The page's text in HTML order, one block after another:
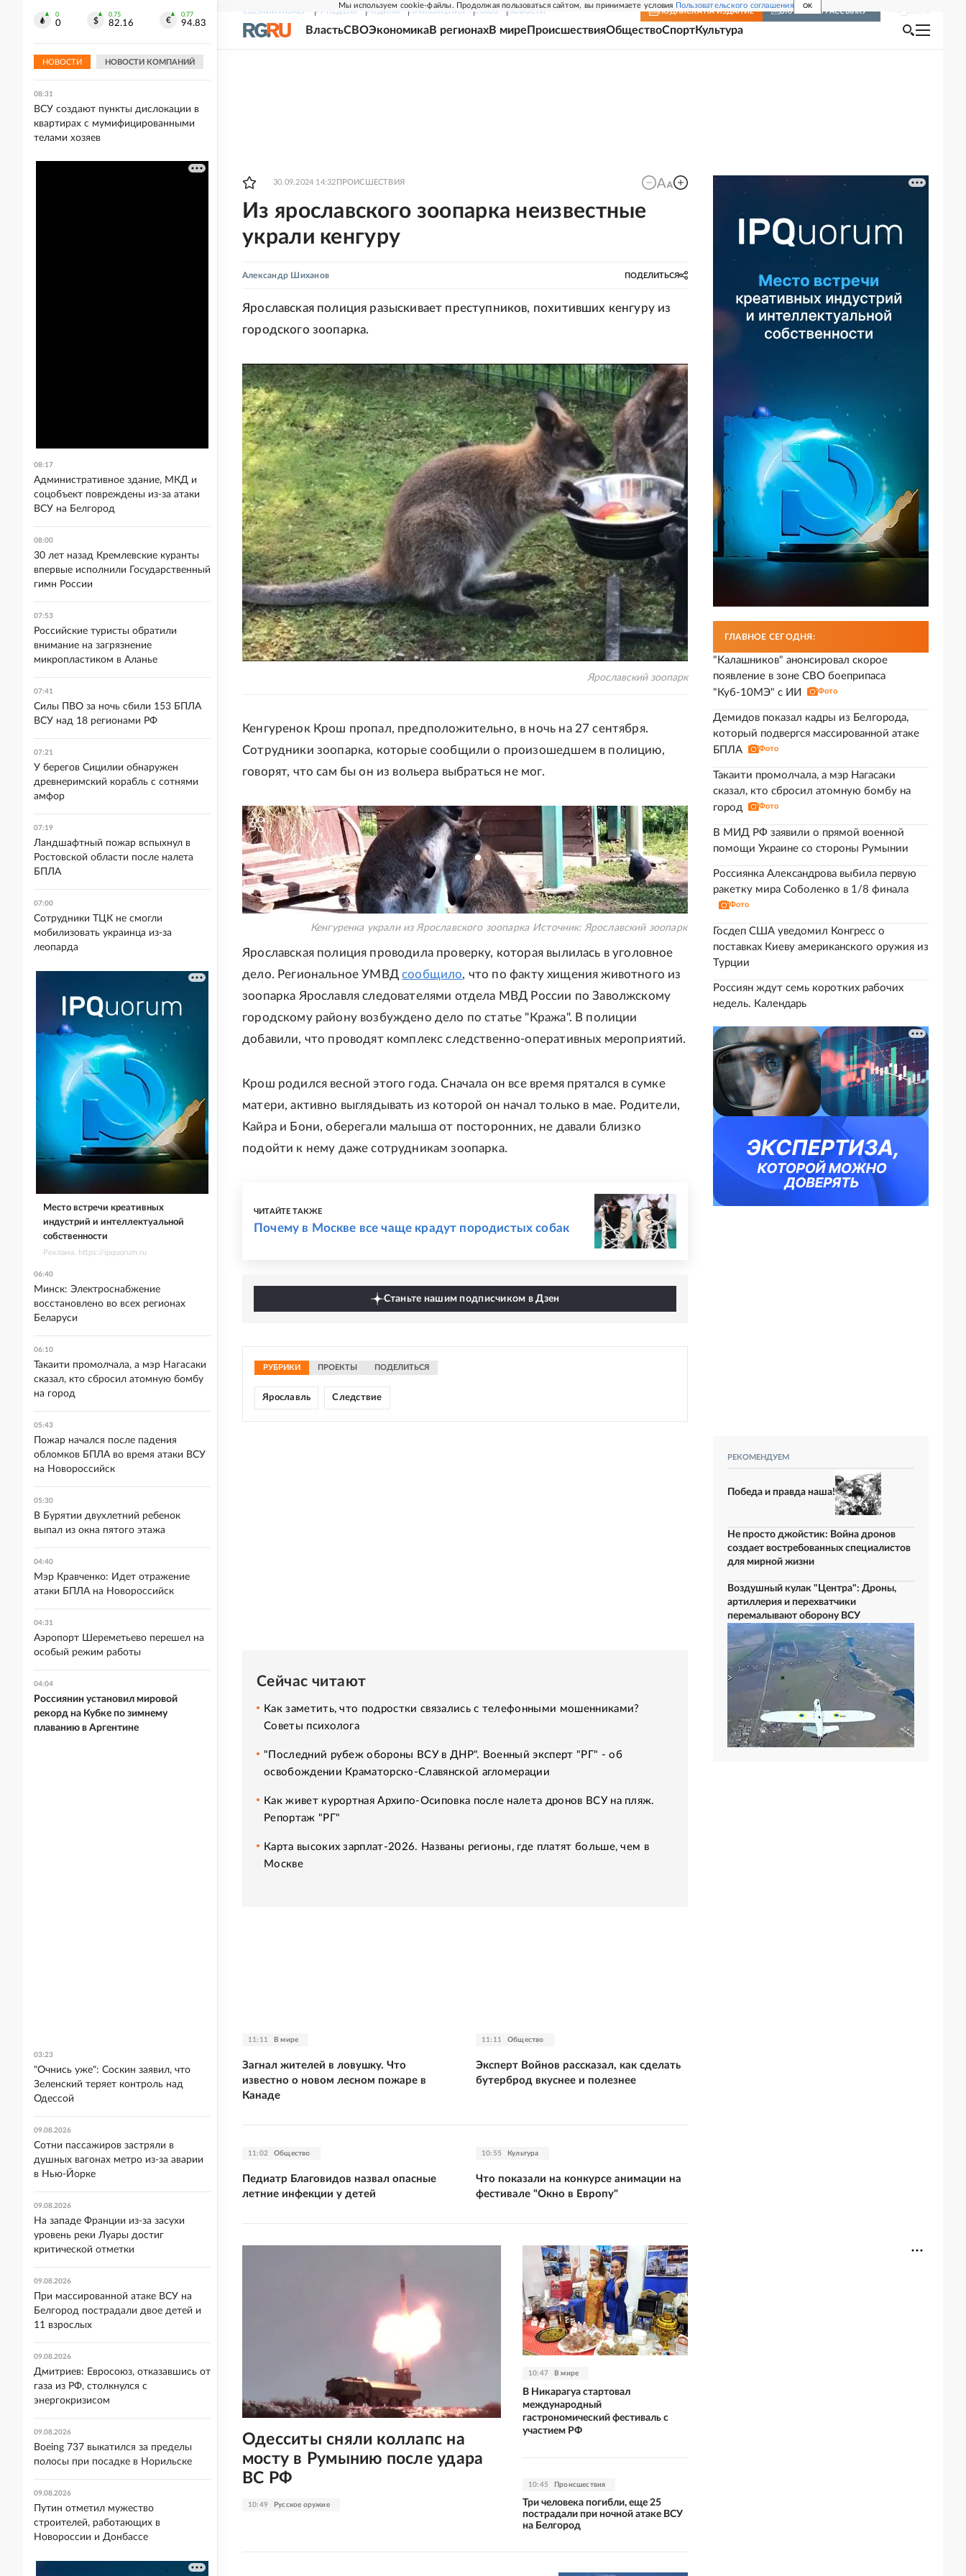
Мы используем cookie-файлы. Продолжая пользоваться сайтом, вы принимаете условия Пользовательского соглашения OK
СВЕЖИЙ НОМЕР РГ-НЕДЕЛЯ РОДИНА ПРИЛОЖЕНИЯ СОЮЗ НОВОСТИ ПОДПИСКА НА ИЗДАНИЕ ВКЛЮЧИТЬ РАССЫЛКУ
ВластьСВОЭкономикаВ регионахВ мире ПроисшествияОбществоСпортКультура
30.09.2024 14:32 ПРОИСШЕСТВИЯ
Из ярославского зоопарка неизвестные
украли кенгуру
Александр Шиханов ПОДЕЛИТЬСЯ
Ярославская полиция разыскивает преступников, похитивших кенгуру из
городского зоопарка.
Ярославский зоопарк
Кенгуренок Крош пропал, предположительно, в ночь на 27 сентября.
Сотрудники зоопарка, которые сообщили о произошедшем в полицию,
говорят, что сам бы он из вольера выбраться не мог.
Кенгуренка украли из Ярославского зоопарка Источник: Ярославский зоопарк
Ярославская полиция проводила проверку, которая вылилась в уголовное
дело. Региональное УМВДсообщило, что по факту хищения животного из
зоопарка Ярославля следователями отдела МВД России по Заволжскому
городскому району возбуждено дело по статье "Кража". В полиции
добавили, что проводят комплекс следственно-оперативных мероприятий.
Крош родился весной этого года. Сначала он все время прятался в сумке
матери, активно выглядывать из которой он начал только в мае. Родители,
Кайра и Бони, оберегали малыша от посторонних, не давали близко
подойти к нему даже сотрудникам зоопарка.
ЧИТАЙТЕ ТАКЖЕ
Почему в Москве все чаще крадут породистых собак
Станьте нашим подписчиком в Дзен
РУБРИКИ ПРОЕКТЫ ПОДЕЛИТЬСЯ
Ярославль Следствие
Сейчас читают
Как заметить, что подростки связались с телефонными мошенниками?
Советы психолога
"Последний рубеж обороны ВСУ в ДНР". Военный эксперт "РГ" - об
освобождении Краматорско-Славянской агломерации
Как живет курортная Архипо-Осиповка после налета дронов ВСУ на пляж.
Репортаж "РГ"
Карта высоких зарплат-2026. Названы регионы, где платят больше, чем в
Москве
11:11 В мире
Загнал жителей в ловушку. Что
известно о новом лесном пожаре в
Канаде
11:11 Общество
Эксперт Войнов рассказал, как сделать
бутерброд вкуснее и полезнее
11:02 Общество
Педиатр Благовидов назвал опасные
летние инфекции у детей
10:55 Культура
Что показали на конкурсе анимации на
фестивале "Окно в Европу"
10:49 Русское оружие
Одесситы сняли коллапс на
мосту в Румынию после удара
ВС РФ
10:47 В мире
В Никарагуа стартовал
международный
гастрономический фестиваль с
участием РФ
10:45 Происшествия
Три человека погибли, еще 25
пострадали при ночной атаке ВСУ
на Белгород
ГЛАВНОЕ СЕГОДНЯ:
"Калашников" анонсировал скорое
появление в зоне СВО боеприпаса
"Куб-10МЭ" с ИИ
Фото
Демидов показал кадры из Белгорода,
который подвергся массированной атаке
БПЛА
Фото
Такаити промолчала, а мэр Нагасаки
сказал, кто сбросил атомную бомбу на
город
Фото
В МИД РФ заявили о прямой военной
помощи Украине со стороны Румынии
Россиянка Александрова выбила первую
ракетку мира Соболенко в 1/8 финала
Фото
Госдеп США уведомил Конгресс о
поставках Киеву американского оружия из
Турции
Россиян ждут семь коротких рабочих
недель. Календарь
РЕКОМЕНДУЕМ
Победа и правда наша!
Не просто джойстик: Война дронов
создает востребованных специалистов
для мирной жизни
Воздушный кулак "Центра": Дроны,
артиллерия и перехватчики
перемалывают оборону ВСУ
0
0
0.75
82.16
0.77
94.83
НОВОСТИ НОВОСТИ КОМПАНИЙ
Пострадали 13 человек, двое детей
Белгород
08:31
ВСУ создают пункты дислокации в
квартирах с мумифицированными
телами хозяев
08:17
Административное здание, МКД и
соцобъект повреждены из-за атаки
ВСУ на Белгород
08:00
30 лет назад Кремлевские куранты
впервые исполнили Государственный
гимн России
07:53
Российские туристы обратили
внимание на загрязнение
микропластиком в Аланье
07:41
Силы ПВО за ночь сбили 153 БПЛА
ВСУ над 18 регионами РФ
07:21
У берегов Сицилии обнаружен
древнеримский корабль с сотнями
амфор
07:19
Ландшафтный пожар вспыхнул в
Ростовской области после налета
БПЛА
07:00
Сотрудники ТЦК не смогли
мобилизовать украинца из-за
леопарда
Место встречи креативных
индустрий и интеллектуальной
собственности
Реклама. https://ipquorum.ru
06:40
Минск: Электроснабжение
восстановлено во всех регионах
Беларуси
06:10
Такаити промолчала, а мэр Нагасаки
сказал, кто сбросил атомную бомбу
на город
05:43
Пожар начался после падения
обломков БПЛА во время атаки ВСУ
на Новороссийск
05:30
В Бурятии двухлетний ребенок
выпал из окна пятого этажа
04:40
Мэр Кравченко: Идет отражение
атаки БПЛА на Новороссийск
04:31
Аэропорт Шереметьево перешел на
особый режим работы
04:04
Россиянин установил мировой
рекорд на Кубке по зимнему
плаванию в Аргентине
03:23
"Очнись уже": Соскин заявил, что
Зеленский теряет контроль над
Одессой
09.08.2026
Сотни пассажиров застряли в
душных вагонах метро из-за аварии
в Нью-Йорке
09.08.2026
На западе Франции из-за засухи
уровень реки Луары достиг
критической отметки
09.08.2026
При массированной атаке ВСУ на
Белгород пострадали двое детей и
11 взрослых
09.08.2026
Дмитриев: Евросоюз, отказавшись от
газа из РФ, столкнулся с
энергокризисом
09.08.2026
Boeing 737 выкатился за пределы
полосы при посадке в Норильске
09.08.2026
Путин отметил мужество
строителей, работающих в
Новороссии и Донбассе